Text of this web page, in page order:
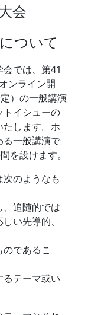
会
ついて
では、第41
ンライン開
）の一般講演
トイシューの
します。ホ
る一般講演で
を設けます。
のようなも
、追随的では
い先導的、
であるこ
るテーマ或い